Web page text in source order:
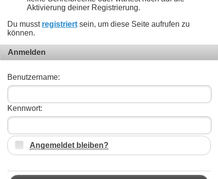
Aktivierung deiner Registrierung.
Du musst registriert sein, um diese Seite aufrufen zu
können.
Anmelden
Benutzername:
Kennwort:
Angemeldet bleiben?